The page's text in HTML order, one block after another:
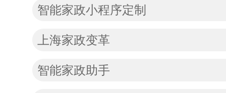
智能家政小程序定制
上海家政变革
智能家政助手